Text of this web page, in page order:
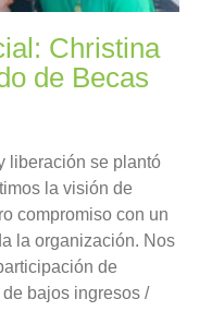
Christina
de Becas
liberación se plantó
la visión de
compromiso con un
la organización. Nos
de
bajos ingresos /